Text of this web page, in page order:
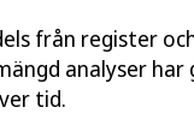
från register
analyser
tid.